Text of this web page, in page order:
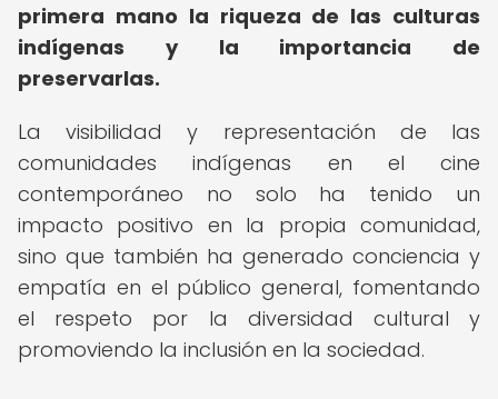
primera mano la riqueza de las culturas
indígenas y la importancia de
preservarlas.
La visibilidad y representación de las
comunidades indígenas en el cine
contemporáneo no solo ha tenido un
impacto positivo en la propia comunidad,
sino que también ha generado conciencia y
empatía en el público general, fomentando
el respeto por la diversidad cultural y
promoviendo la inclusión en la sociedad.